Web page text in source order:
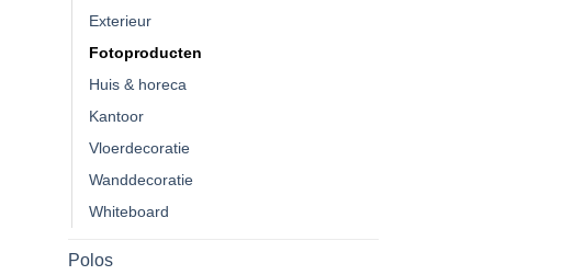
Exterieur
Fotoproducten
Huis & horeca
Kantoor
Vloerdecoratie
Wanddecoratie
Whiteboard
Polos